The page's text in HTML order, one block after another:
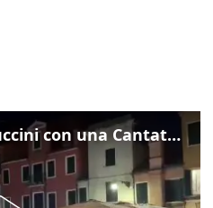
Venezia omaggia Guccini con una Cantata Anarchica in campo Santa Margherita